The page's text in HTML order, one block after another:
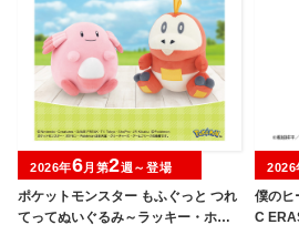
ポケットモンスター もふぐっと つれ
てってぬいぐるみ～ラッキー・ホゲ
2026年6月第2週～登場
僕のヒ
C
2026